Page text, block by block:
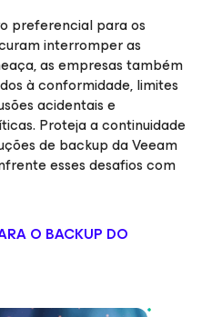
preferencial para os
interromper as
as empresas também
à conformidade, limites
acidentais e
Proteja a continuidade
de backup da Veeam
esses desafios com
O BACKUP DO